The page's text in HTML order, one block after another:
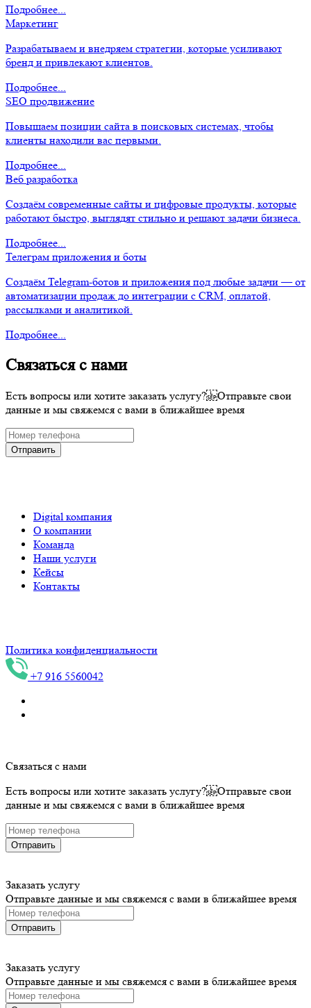
Подробнее...
Маркетинг
Разрабатываем и внедряем стратегии, которые усиливают
бренд и привлекают клиентов.
Подробнее...
SEO продвижение
Повышаем позиции сайта в поисковых системах, чтобы
клиенты находили вас первыми.
Подробнее...
Веб разработка
Создаём современные сайты и цифровые продукты, которые
работают быстро, выглядят стильно и решают задачи бизнеса.
Подробнее...
Телеграм приложения и боты
Создаём Telegram-ботов и приложения под любые задачи — от
автоматизации продаж до интеграции с CRM, оплатой,
рассылками и аналитикой.
Подробнее...
Связаться с нами
Есть вопросы или хотите заказать услугу? Отправьте свои
данные и мы свяжемся с вами в ближайшее время
Отправить
Digital компания
О компании
Команда
Наши услуги
Кейсы
Контакты
Политика конфиденциальности
+7 916 5560042
Связаться с нами
Есть вопросы или хотите заказать услугу? Отправьте свои
данные и мы свяжемся с вами в ближайшее время
Отправить
Заказать услугу
Отправьте данные и мы свяжемся с вами в ближайшее время
Отправить
Заказать услугу
Отправьте данные и мы свяжемся с вами в ближайшее время